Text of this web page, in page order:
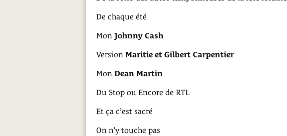
De chaque été
Mon Johnny Cash
Version Maritie et Gilbert Carpentier
Mon Dean Martin
Du Stop ou Encore de RTL
Et ça c’est sacré
On n’y touche pas